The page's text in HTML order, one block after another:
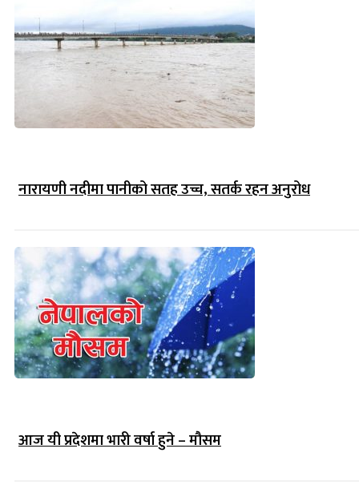
नारायणी नदीमा पानीको सतह उच्च, सतर्क रहन अनुरोध
आज यी प्रदेशमा भारी वर्षा हुने – मौसम